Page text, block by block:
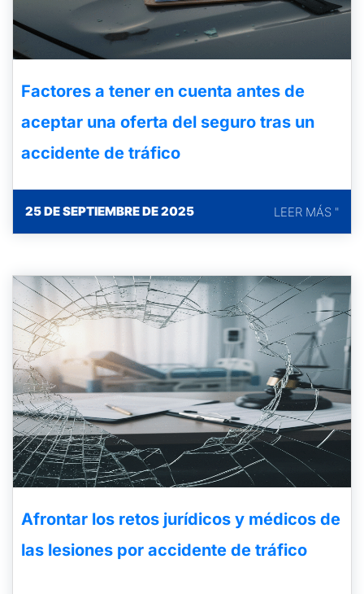
Factores a tener en cuenta antes de
aceptar una oferta del seguro tras un
accidente de tráfico
25 DE SEPTIEMBRE DE 2025 LEER MÁS "
Afrontar los retos jurídicos y médicos de
las lesiones por accidente de tráfico